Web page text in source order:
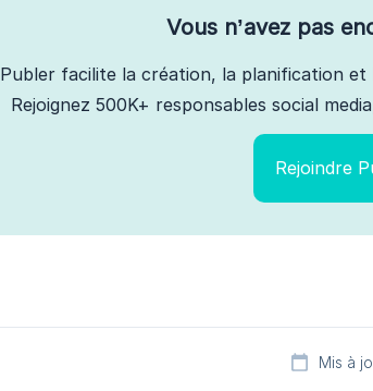
Vous n’avez pas
Publer facilite la création, la planification
Rejoignez 500K+ responsables social
Rejoindre
Mis à